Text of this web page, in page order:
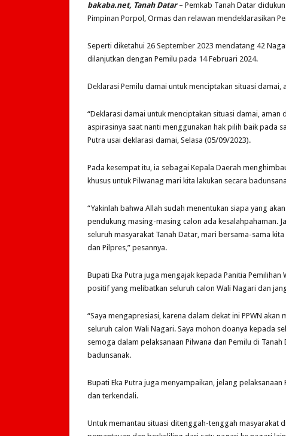
bakaba.net, Tanah Datar– Pemkab Tanah Datar
Pimpinan Porpol, Ormas dan relawan mendeklarasikan
Seperti diketahui 26 September 2023 mendatang 42
dilanjutkan dengan Pemilu pada 14 Februari 2024.
Deklarasi Pemilu damai untuk menciptakan situasi damai,
“Deklarasi damai untuk menciptakan situasi damai,
aspirasinya saat nanti menggunakan hak pilih baik pada
Putra usai deklarasi damai, Selasa (05/09/2023).
Pada kesempat itu, ia sebagai Kepala Daerah
khusus untuk Pilwanag mari kita lakukan secara
“Yakinlah bahwa Allah sudah menentukan siapa yang
pendukung masing-masing calon ada kesalahpahaman.
seluruh masyarakat Tanah Datar, mari bersama-sama
dan Pilpres,” pesannya.
Bupati Eka Putra juga mengajak kepada Panitia
positif yang melibatkan seluruh calon Wali Nagari dan
“Saya mengapresiasi, karena dalam dekat ini PPWN
seluruh calon Wali Nagari. Saya mohon doanya kepada
semoga dalam pelaksanaan Pilwana dan Pemilu di
badunsanak.
Bupati Eka Putra juga menyampaikan, jelang
dan terkendali.
Untuk memantau situasi ditenggah-tenggah masyarakat